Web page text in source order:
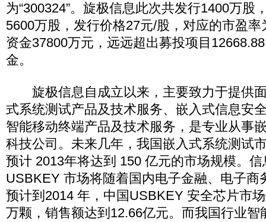
为“300324”。旋极信息此次共发行1400万股
5600万股，发行价格27元/股，对应的市盈
资金37800万元，远远超出募投项目
金。
旋极信息自成立以来，主要致力于提供
式系统测试产品及技术服务、嵌入式信息安
智能移动终端产品及技术服务，是专业从事
科技公司。未来几年，我国嵌入式系统测试
预计 2013年将达到 150 亿元的市场规模。
USBKEY 市场将随着国内电子金融、电子商
预计到2014 年，中国USBKEY 安全芯片市
万颗，销售额达到12.66亿元。而我国行业智